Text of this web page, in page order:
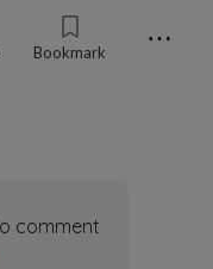
Bookmark ⋯
comment